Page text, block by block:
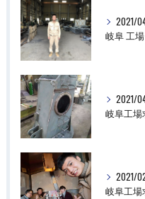
2021/
岐阜 工
2021/
岐阜工場
2021/
岐阜工場